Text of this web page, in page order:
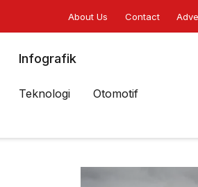
About Us Contact
Infografik
Teknologi
Otomotif